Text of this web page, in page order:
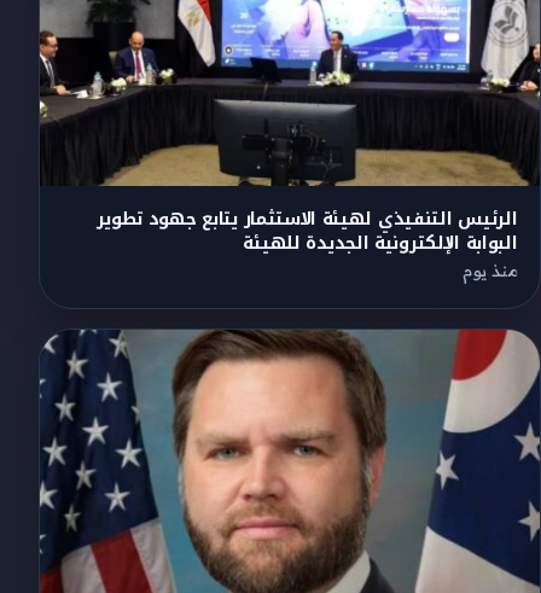
الرئيس التنفيذي لهيئة الاستثمار يتابع جهود تطوير
البوابة الإلكترونية الجديدة للهيئة
منذ يوم